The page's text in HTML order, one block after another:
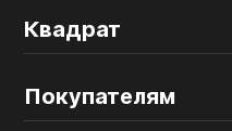
Квадрат
Покупателям